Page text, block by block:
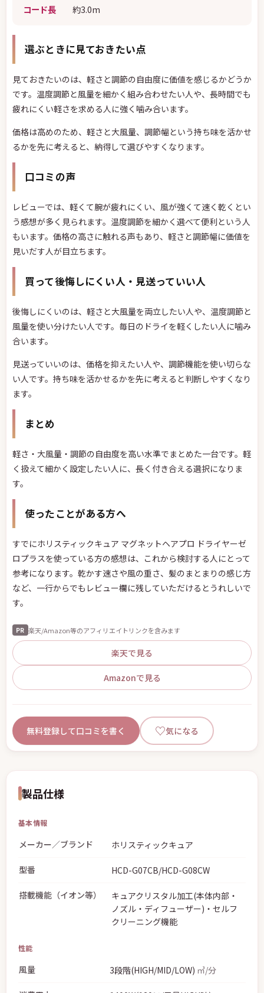
コード長
約3.0m
選ぶときに見ておきたい点
見ておきたいのは、軽さと調節の自由度に価値を感じるかどうか
です。温度調節と風量を細かく組み合わせたい人や、長時間でも
疲れにくい軽さを求める人に強く噛み合います。
価格は高めのため、軽さと大風量、調節幅という持ち味を活かせ
るかを先に考えると、納得して選びやすくなります。
口コミの声
レビューでは、軽くて腕が疲れにくい、風が強くて速く乾くとい
う感想が多く見られます。温度調節を細かく選べて便利という人
もいます。価格の高さに触れる声もあり、軽さと調節幅に価値を
見いだす人が目立ちます。
買って後悔しにくい人・見送っていい人
後悔しにくいのは、軽さと大風量を両立したい人や、温度調節と
風量を使い分けたい人です。毎日のドライを軽くしたい人に噛み
合います。
見送っていいのは、価格を抑えたい人や、調節機能を使い切らな
い人です。持ち味を活かせるかを先に考えると判断しやすくなり
ます。
まとめ
軽さ・大風量・調節の自由度を高い水準でまとめた一台です。軽
く扱えて細かく設定したい人に、長く付き合える選択になりま
す。
使ったことがある方へ
すでにホリスティックキュア マグネットヘアプロ ドライヤーゼ
ロプラスを使っている方の感想は、これから検討する人にとって
参考になります。乾かす速さや風の重さ、髪のまとまりの感じ方
など、一行からでもレビュー欄に残していただけるとうれしいで
す。
PR 楽天/Amazon等のアフィリエイトリンクを含みます
楽天で見る
Amazonで見る
無料登録して口コミを書く ♡気になる
製品仕様
基本情報
メーカー／ブランド ホリスティックキュア
型番 HCD-G07CB/HCD-G08CW
搭載機能（イオン等）
キュアクリスタル加工(本体内部・
ノズル・ディフューザー)・セルフ
クリーニング機能
性能
風量 3段階(HIGH/MID/LOW) ㎥/分